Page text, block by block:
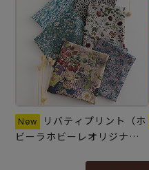
リバティプリント（ホ
ビーラホビーレオリジナ